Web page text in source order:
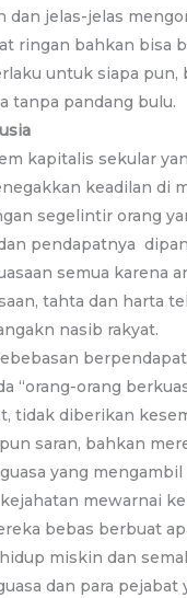
dan jelas-jelas
ringan bahkan bisa
untuk siapa
tanpa pandang bulu.
kapitalis sekular
keadilan di
segelintir orang
pendapatnya
semua karena
tahta dan harta
nasib rakyat.
“orang-orang
tidak diberikan
saran, bahkan
yang
mewarnai
bebas berbuat
miskin dan
dan para